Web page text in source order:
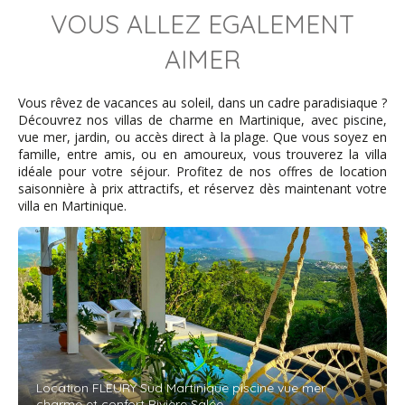
Pannevel - novembre 2024
Très agréable séjour dans cette maison qui est un vrai
coup de cœur pour nous
Un parc arboré et une vue magnifique sue Sainte Lucie
et Saint Anne
Nous n'avons rencontré aucun soucis sur la Martinique
pendant notre séjour
Nous reviendrons
Christian et Sylvie - septembre 2023
Nous sommes resté 3 semaines dans cette villa tout
simplement parfaite. La villa est très belle a la
décoration raffinée, dans un très beau cadre en tout
intimité. Tout est parfait pour passer un agréable séjour.
Isabelle est charmante et de très bons conseilles, le
contact est facile comme pour l'agence qui est très
VOUS ALLEZ EGALEMENT
AIMER
Vous rêvez de vacances au soleil, dans un cadre paradisiaque ?
Découvrez nos villas de charme en Martinique, avec piscine,
vue mer, jardin, ou accès direct à la plage. Que vous soyez en
famille, entre amis, ou en amoureux, vous trouverez la villa
idéale pour votre séjour. Profitez de nos offres de location
saisonnière à prix attractifs, et réservez dès maintenant votre
villa en Martinique.
Location FLEURY Sud Martinique piscine vue mer